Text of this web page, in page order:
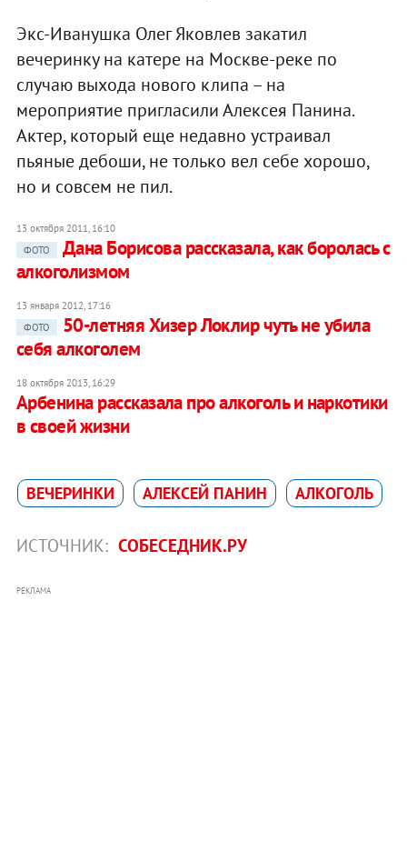
Экс-Ивануш­ка Олег Яковлев закатил
вечеринку на катере на Москве-реке по
случаю выхода нового клипа – на
мероприятие пригласили Алексея Панина.
Актер, который еще недавно устраивал
пьяные дебоши, не только вел себе хорошо,
но и совсем не пил.
13 октября 2011, 16:10
ФОТО
Дана Борисова рассказала, как боролась с
алкоголизмом
13 января 2012, 17:16
ФОТО
50-летняя Хизер Локлир чуть не убила
себя алкоголем
18 октября 2013, 16:29
Арбенина рассказала про алкоголь и наркотики
в своей жизни
ВЕЧЕРИНКИ АЛЕКСЕЙ ПАНИН АЛКОГОЛЬ
ИСТОЧНИК: СОБЕСЕДНИК.РУ
РЕКЛАМА